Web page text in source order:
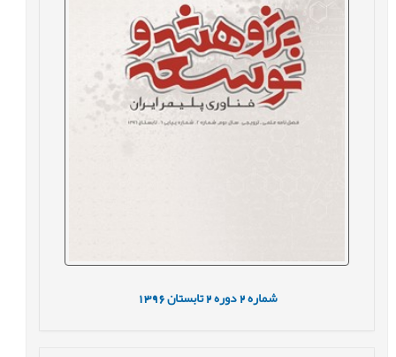
شماره2 دوره2 تابستان1396